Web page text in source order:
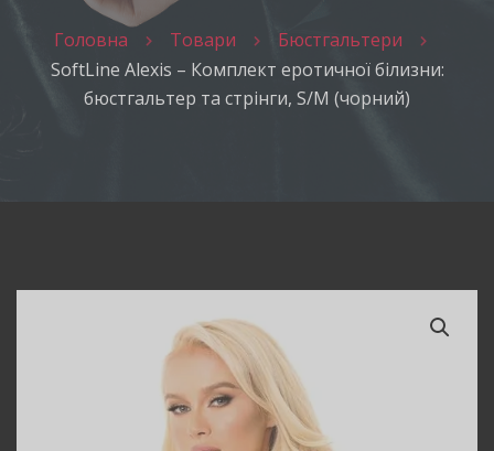
Головна Товари
Бюстгальтери
SoftLine Alexis – Комплект еротичної білизни:
бюстгальтер та стрінги, S/M (чорний)